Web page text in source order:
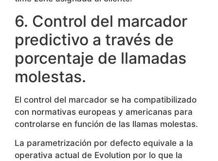
6. Control del marcador
predictivo a través de
porcentaje de llamadas
molestas.
El control del marcador se ha compatibilizado
con normativas europeas y americanas para
controlarse en función de las llamas molestas.
La parametrización por defecto equivale a la
operativa actual de Evolution por lo que la